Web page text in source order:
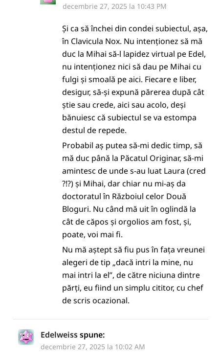
decembrie 27, 2025 la 10:43 PM
Și ca să închei din condei subiectul, așa,
în Clavicula Nox. Nu intenționez să mă
duc la Mihai să-l lapidez virtual pe Edel,
nu intenționez nici să dau pe Mihai cu
fulgi și smoală pe aici. Fiecare e liber,
desigur, să-și expună părerea după cât
știe sau crede, aici sau acolo, deși
bănuiesc că subiectul se va estompa
destul de repede.
Probabil aș putea să-mi dedic timp, să
mă duc până la Păcatul Originar, să-mi
amintesc de unde s-au luat Laura (cred
?!?) și Mihai, dar chiar nu mi-aș da
doctoratul în Războiul celor Două
Bloguri. Nu când mă uit în oglindă la
cât de căpos și orgolios am fost, și,
poate, voi mai fi.
Nu mă aștept să fiu pus în fața vreunei
alegeri de tip „dacă intri la mine, nu
mai intri la el”, de către niciuna dintre
părți, eu fiind un simplu cititor, cu chef
de scris ocazional.
Edelweiss spune:
decembrie 27, 2025 la 10:02 AM